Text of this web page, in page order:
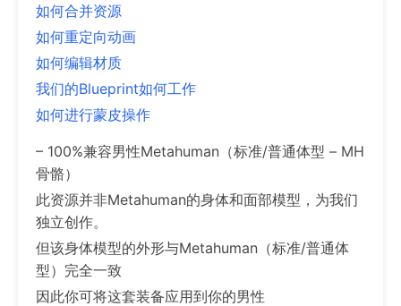
如何合并资源
如何重定向动画
如何编辑材质
我们的Blueprint如何工作
如何进行蒙皮操作
– 100%兼容男性Metahuman（标准/普通体型 – MH
骨骼）
此资源并非Metahuman的身体和面部模型，为我们
独立创作。
但该身体模型的外形与Metahuman（标准/普通体
型）完全一致
因此你可将这套装备应用到你的男性